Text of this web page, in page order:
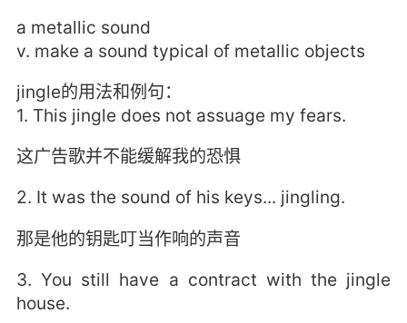
a metallic sound
v. make a sound typical of metallic objects
jingle的用法和例句：
1. This jingle does not assuage my fears.
这广告歌并不能缓解我的恐惧
2. It was the sound of his keys... jingling.
那是他的钥匙叮当作响的声音
3. You still have a contract with the jingle
house.